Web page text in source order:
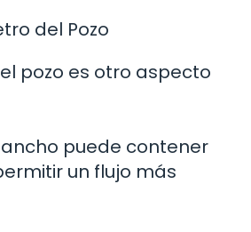
del Pozo
pozo es otro aspecto
puede contener
un flujo más